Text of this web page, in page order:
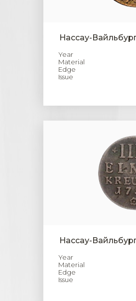
Нассау-
Year
Material
Edge
Issue
Нассау-
Year
Material
Edge
Issue